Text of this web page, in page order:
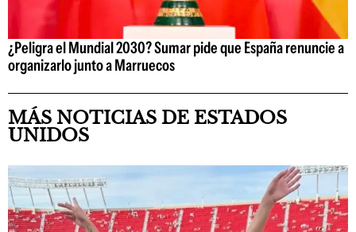
¿Peligra el Mundial 2030? Sumar pide que España renuncie a
organizarlo junto a Marruecos
MÁS NOTICIAS DE ESTADOS
UNIDOS